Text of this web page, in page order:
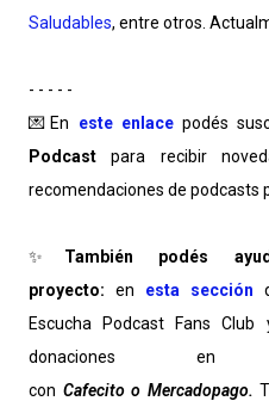
Saludables, entre otros.
- - - - -
💌En este enlacepodés
Podcast para recibir
recomendaciones de podcasts
✨ También podés
proyecto: en esta sección
Escucha Podcast Fans
donaciones en
con Cafecito o Mercadopago.